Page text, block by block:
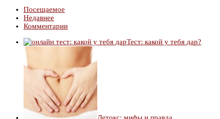
Посещаемое
Недавнее
Комментарии
Тест: какой у тебя дар?